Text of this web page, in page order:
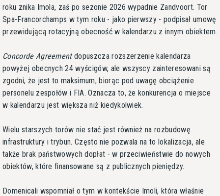
roku znika Imola, zaś po sezonie 2026 wypadnie Zandvoort. Tor
Spa-Francorchamps w tym roku - jako pierwszy - podpisał umowę
przewidującą rotacyjną obecność w kalendarzu z innym obiektem.
Concorde Agreementdopuszcza rozszerzenie kalendarza
powyżej obecnych 24 wyścigów, ale wszyscy zainteresowani są
zgodni, że jest to maksimum, biorąc pod uwagę obciążenie
personelu zespołów i FIA. Oznacza to, że konkurencja o miejsce
w kalendarzu jest większa niż kiedykolwiek.
Wielu starszych torów nie stać jest również na rozbudowę
infrastruktury i trybun. Często nie pozwala na to lokalizacja, ale
także brak państwowych dopłat - w przeciwieństwie do nowych
obiektów, które finansowane są z publicznych pieniędzy.
Domenicali wspomniał o tym w kontekście Imoli, która właśnie